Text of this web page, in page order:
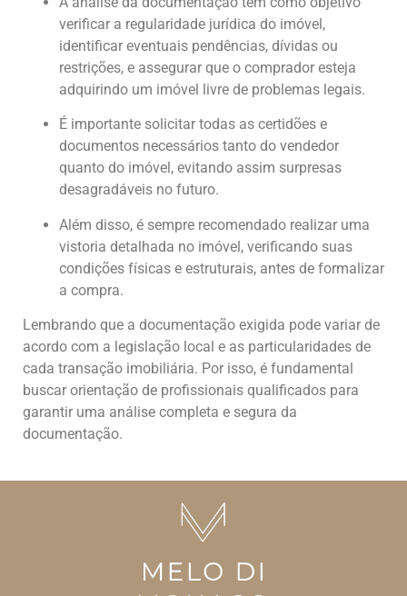
verificar a regularidade jurídica do imóvel,
identificar eventuais pendências, dívidas ou
restrições, e assegurar que o comprador esteja
adquirindo um imóvel livre de problemas legais.
É importante solicitar todas as certidões e
documentos necessários tanto do vendedor
quanto do imóvel, evitando assim surpresas
desagradáveis no futuro.
Além disso, é sempre recomendado realizar uma
vistoria detalhada no imóvel, verificando suas
condições físicas e estruturais, antes de formalizar
a compra.
Lembrando que a documentação exigida pode variar de
acordo com a legislação local e as particularidades de
cada transação imobiliária. Por isso, é fundamental
buscar orientação de profissionais qualificados para
garantir uma análise completa e segura da
documentação.